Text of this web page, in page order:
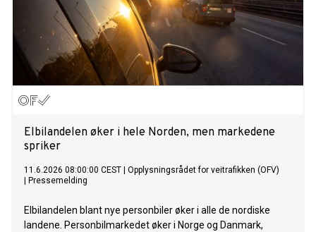
Elbilandelen øker i hele Norden, men markedene
spriker
11.6.2026 08:00:00 CEST
Opplysningsrådet for veitrafikken (OFV)
Pressemelding
Elbilandelen blant nye personbiler øker i alle de nordiske
landene. Personbilmarkedet øker i Norge og Danmark,